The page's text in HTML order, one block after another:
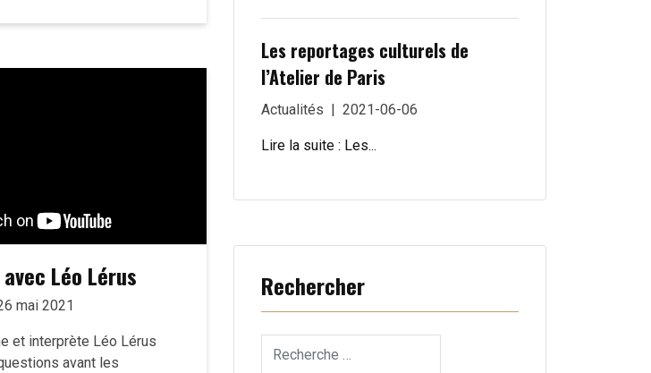
Léo Lérus
mai 2021
et interprète Léo Lérus
avant les
Les reportages culturels de
l’Atelier de Paris
Actualités 2021-06-06
Lire la suite : Les...
Rechercher